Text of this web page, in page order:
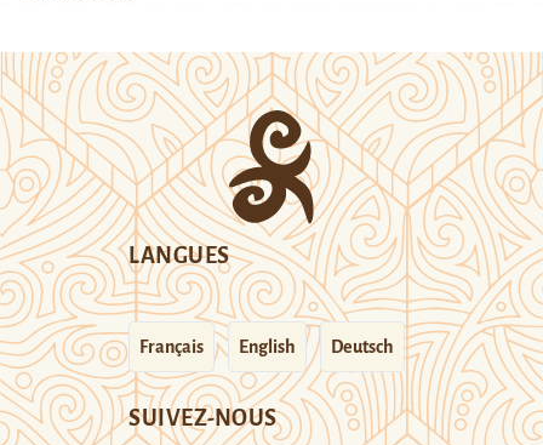
LANGUES
Français English Deutsch
SUIVEZ-NOUS